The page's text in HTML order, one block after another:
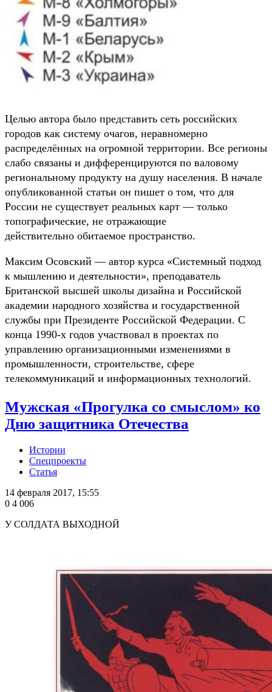
Целью автора было представить сеть российских
городов как систему очагов, неравномерно
распределённых на огромной территории. Все регионы
слабо связаны и дифференцируются по валовому
региональному продукту на душу населения. В начале
опубликованной статьи он пишет о том, что для
России не существует реальных карт — только
топографические, не отражающие
действительно обитаемое пространство.
Максим Осовский — автор курса «Системный подход
к мышлению и деятельности», преподаватель
Британской высшей школы дизайна и Российской
академии народного хозяйства и государственной
службы при Президенте Российской Федерации. С
конца 1990-х годов участвовал в проектах по
управлению организационными изменениями в
промышленности, строительстве, сфере
телекоммуникаций и информационных технологий.
Мужская «Прогулка со смыслом» ко
Дню защитника Отечества
Истории
Спецпроекты
Статья
14 февраля 2017, 15:55
0 4 006
У СОЛДАТА ВЫХОДНОЙ